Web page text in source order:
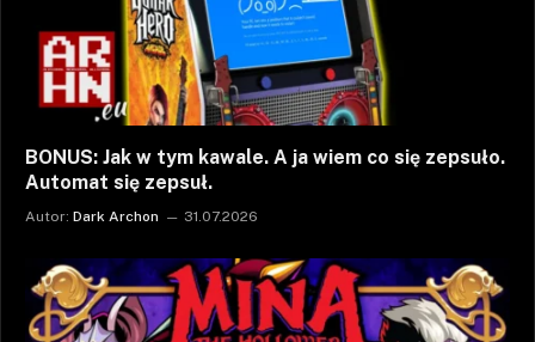
BONUS: Jak w tym kawale. A ja wiem co się zepsuło.
Automat się zepsuł.
Autor: Dark Archon 31.07.2026